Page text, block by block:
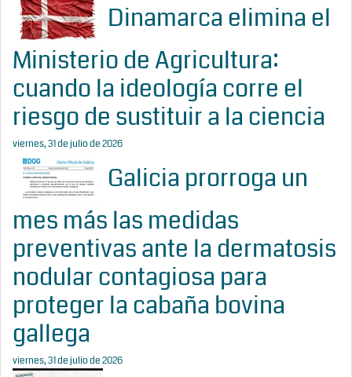
Dinamarca elimina el
Ministerio de Agricultura:
cuando la ideología corre el
riesgo de sustituir a la ciencia
viernes, 31 de julio de 2026
Galicia prorroga un
mes más las medidas
preventivas ante la dermatosis
nodular contagiosa para
proteger la cabaña bovina
gallega
viernes, 31 de julio de 2026